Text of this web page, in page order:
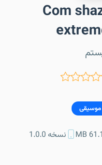
Com
موسیقی
نسخه 1.0.0